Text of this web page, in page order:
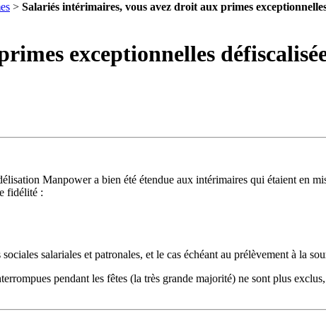
> Salariés intérimaires, vous avez droit aux primes
exceptionnelles
Manpower a bien été étendue aux intérimaires qui étaient en
fidélité :
salariales et patronales, et le cas échéant au prélèvement à la
pendant les fêtes (la très grande majorité) ne sont plus